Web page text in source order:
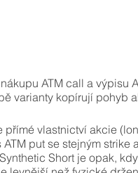
ATM call a výpisu
varianty kopírují pohyb
přímé vlastnictví akcie
put se stejným
Short je opak,